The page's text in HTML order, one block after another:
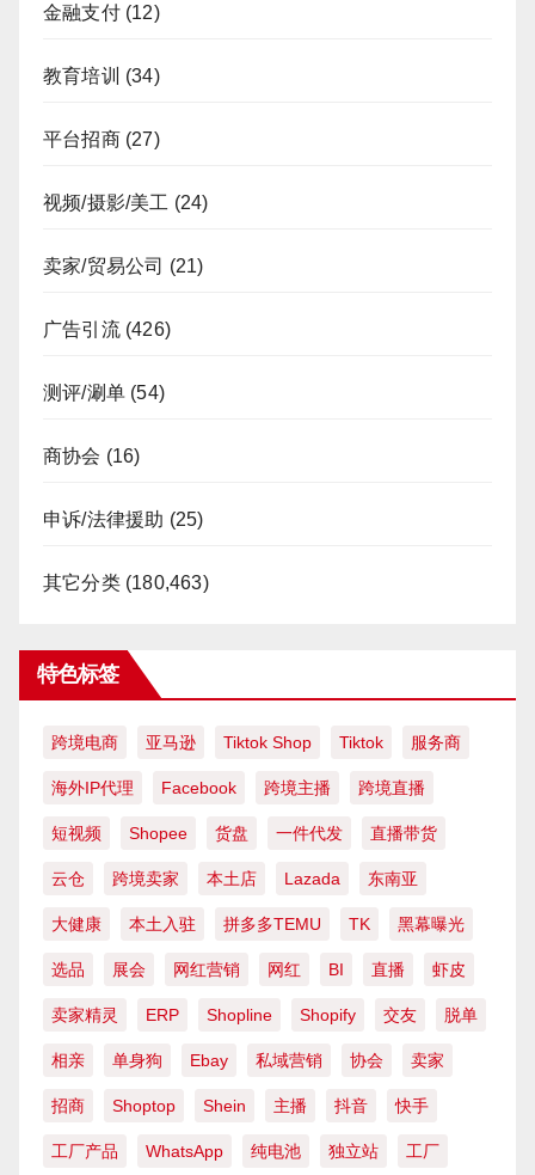
金融支付(12)
教育培训 (34)
平台招商(27)
视频/摄影/美工 (24)
卖家/贸易公司 (21)
广告引流(426)
测评/涮单 (54)
商协会 (16)
申诉/法律援助 (25)
其它分类(180,463)
特色标签
跨境电商 亚马逊 Tiktok Shop Tiktok 服务商
海外IP代理 Facebook 跨境主播 跨境直播
短视频 Shopee 货盘 一件代发 直播带货
云仓 跨境卖家 本土店 Lazada 东南亚
大健康 本土入驻 拼多多TEMU TK 黑幕曝光
选品 展会 网红营销 网红 BI 直播 虾皮
卖家精灵 ERP Shopline Shopify 交友 脱单
相亲 单身狗 Ebay 私域营销 协会 卖家
招商 Shoptop Shein 主播 抖音 快手
工厂产品 WhatsApp 纯电池 独立站 工厂